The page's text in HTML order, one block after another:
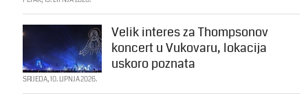
Velik interes za Thompsonov
koncert u Vukovaru, lokacija
uskoro poznata
SRIJEDA, 10. LIPNJA 2026.